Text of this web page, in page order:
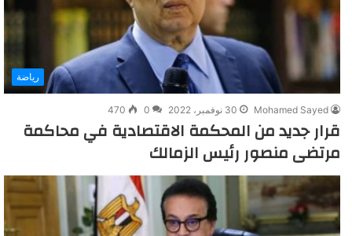
رياضة
Mohamed Sayed 30 نوفمبر، 2022 0
470
قرار جديد من المحكمة الاقتصادية في محاكمة
مرتضى منصور رئيس الزمالك